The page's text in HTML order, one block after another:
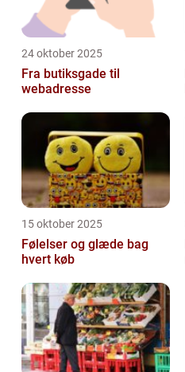
24 oktober 2025
Fra butiksgade til
webadresse
15 oktober 2025
Følelser og glæde bag
hvert køb